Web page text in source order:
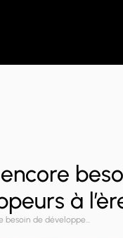
à
A-t-on encore besoin de développeurs à l’ère de l’IA ?